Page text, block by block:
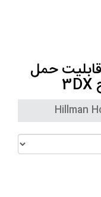
با قابلیت حمل
Hillman